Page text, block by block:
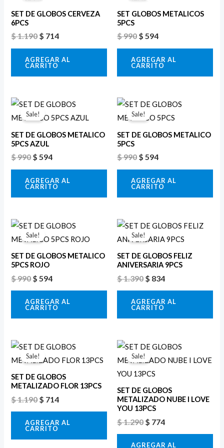
SET DE GLOBOS CERVEZA
6PCS
$1.190
era:
$ 714
es:
AGREGAR AL
CARRITO
SET GLOBOS METALICOS
5PCS
$990
era:
$ 594
es:
AGREGAR AL
CARRITO
Sale!
SET DE GLOBOS METALICO
5PCS AZUL
$990
El
precio
original
era:
$ 990.
$ 594
El
actual
es:
AGREGAR AL
CARRITO
Sale!
SET DE GLOBOS METALICO
5PCS
$990
El
precio
original
era:
$ 594
El
actual
es:
AGREGAR AL
CARRITO
Sale!
SET DE GLOBOS METALICO
5PCS ROJO
$990
El
precio
original
era:
$ 990.
$ 594
El
actual
es:
AGREGAR AL
CARRITO
Sale!
SET DE GLOBOS FELIZ
ANIVERSARIA 9PCS
$1.390
El
original
era:
$ 1.390.
$ 834
El
actual
es:
$ 834.
AGREGAR AL
CARRITO
Sale!
SET DE GLOBOS
METALIZADO FLOR 13PCS
$1.190
El
precio
original
era:
$ 1.190.
$ 714
El
actual
es:
$ 714.
AGREGAR AL
CARRITO
Sale!
SET DE GLOBOS
METALIZADO NUBE I LOVE
YOU 13PCS
$1.290
El
original
era:
$ 774
El
actual
AGREGAR AL